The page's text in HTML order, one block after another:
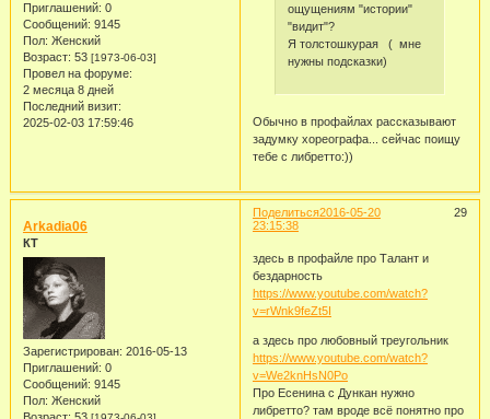
Приглашений: 0
Сообщений: 9145
Пол: Женский
Возраст: 53 [1973-06-03]
Провел на форуме:
2 месяца 8 дней
Последний визит:
2025-02-03 17:59:46
ощущениям "истории"
"видит"?
Я толстошкурая ( мне
нужны подсказки)
Обычно в профайлах рассказывают
задумку хореографа... сейчас поищу
тебе с либретто:))
Поделиться 29
2016-05-20
23:15:38
Arkadia06
КТ
Зарегистрирован: 2016-05-13
Приглашений: 0
Сообщений: 9145
Пол: Женский
здесь в профайле про Талант и
бездарность
https://www.youtube.com/watch?
v=rWnk9feZt5I
а здесь про любовный треугольник
https://www.youtube.com/watch?
v=We2knHsN0Po
Про Есенина с Дункан нужно
либретто? там вроде всё понятно про